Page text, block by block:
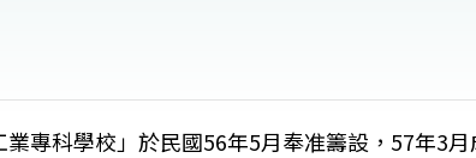
業專科學校」於民國56年5月奉准籌設，57年3